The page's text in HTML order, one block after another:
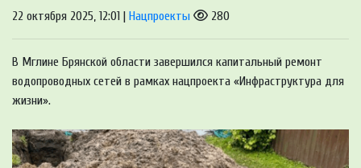
22 октября 2025, 12:01 | Нацпроекты 280
В Мглине Брянской области завершился капитальный ремонт
водопроводных сетей в рамках нацпроекта «Инфраструктура для
жизни».